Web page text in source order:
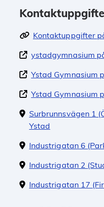
Kontaktuppgifter
ystadgymnasium
Ystad Gymnasium
Ystad Gymnasium
Surbrunnsvägen 1
Ystad
Industrigatan 6
Industrigatan 2
Industrigatan 17